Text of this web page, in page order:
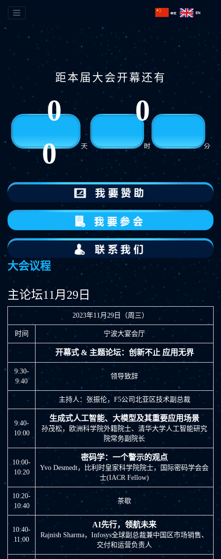
大会议程
主论坛11月29日
2023年11月29日（周三）
时间 宁波大宴会厅
开幕式 & 主题论坛：创新不止 应用无界
9:30-
9:40
领导致辞
主持人：张振伦，F5公司北亚区技术副总裁
9:40-
10:00
生成式人工智能、大模型及其重要应用场景
孙茂松，欧洲科学院外籍院士、清华大学人工智能研究
院常务副院长
10:00-
10:20
密码学：一个警示的观点
Yvo Desmedt，比利时皇家科学院院士，国际密码学会会
士(IACR Fellow)
10:20-
10:40
茶歇
10:40-
11:00
AI先行，领航未来
Rajnish Sharma，Infosys全球副总裁兼中国区市场销售、
交付和运营负责人
距本届大会开幕还有
0
0
0